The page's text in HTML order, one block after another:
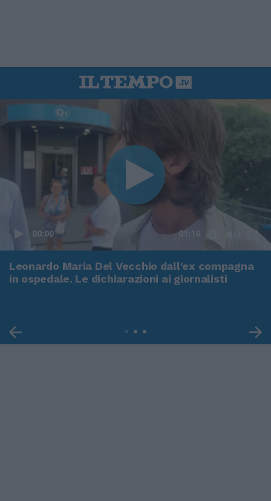
00:00 01:16
Leonardo Maria Del Vecchio dall'ex compagna
in ospedale. Le dichiarazioni ai giornalisti